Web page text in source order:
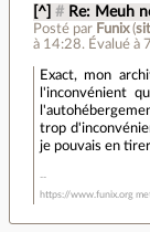
[^] # Re: Meuh
Posté par Funix(
à 14:28.Évalué à 7
Exact, mon
l'inconvénient
trop
je pouvais en
https://www.funix.org